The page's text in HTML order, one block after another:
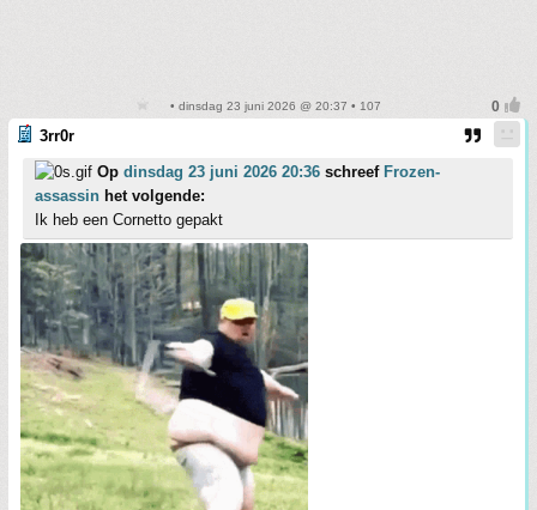
• dinsdag 23 juni 2026 @ 20:37 • 107
3rr0r
Op dinsdag 23 juni 2026 20:36 schreef Frozen-
assassin het volgende:
Ik heb een Cornetto gepakt